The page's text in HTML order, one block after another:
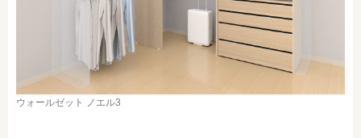
ウォールゼット ノエル3